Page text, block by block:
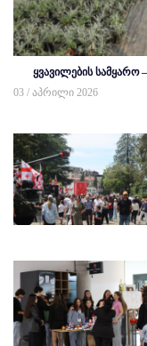
ყვავილების სამყარო
03 / აპრილი 2026